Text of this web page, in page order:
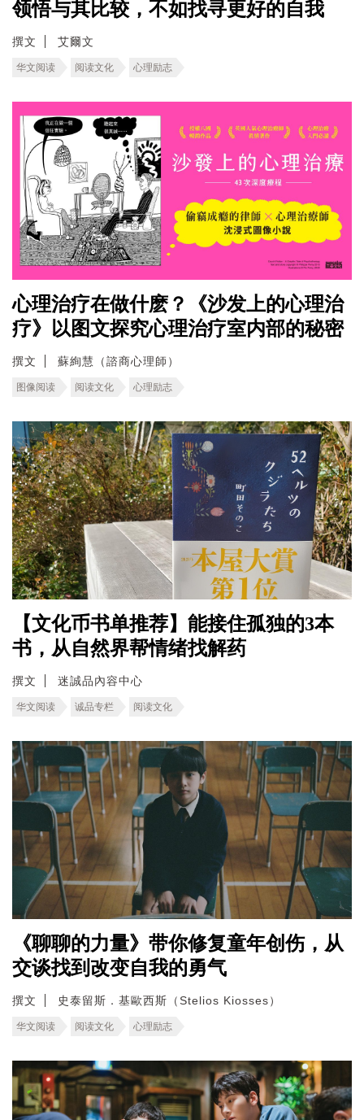
领悟与其比较，不如找寻更好的自我
撰文 艾爾文
华文阅读 阅读文化 心理励志
心理治疗在做什麽？《沙发上的心理治
疗》以图文探究心理治疗室内部的秘密
撰文 蘇絢慧（諮商心理師）
图像阅读 阅读文化 心理励志
【文化币书单推荐】能接住孤独的3本
书，从自然界帮情绪找解药
撰文 迷誠品內容中心
华文阅读 诚品专栏 阅读文化
《聊聊的力量》带你修复童年创伤，从
交谈找到改变自我的勇气
撰文 史泰留斯．基歐西斯（Stelios Kiosses）
华文阅读 阅读文化 心理励志